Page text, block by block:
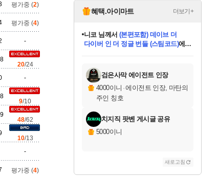
르
평가중 (2)
평가중 (4)
-
20/24
-
9/10
48/62
10/13
-
평가중 (4)
혜택.아이마트 더보기+
교환.
당첨되셨습니다.
니코님께서 (본편포함) 데이브 더
다이버 인 더 정글 번들 (스팀코드)에
당첨되셨습니다.
당첨되셨습니다.
당첨되셨습니다.
당첨되셨습니다.
당첨되셨습니다.
에디션 (스팀코드)를 교환.
당첨되셨습니다.
검은사막 에이전트 인장
4000이니 ·에이전트 인장, 마탄의
주인 칭호
치지직 팟벤 게시글 공유
5000이니
새로고침